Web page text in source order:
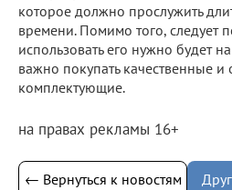
которое должно прослужить
времени. Помимо того, следует
использовать его нужно будет
важно покупать качественные
комплектующие.
на правах рекламы 16+
← Вернуться к новостям